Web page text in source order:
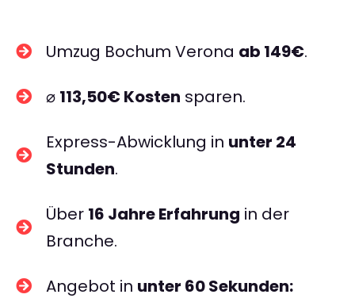
Umzug Bochum Verona ab 149€.
⌀ 113,50€ Kosten sparen.
Express-Abwicklung in unter 24
Stunden.
Über 16 Jahre Erfahrung in der
Branche.
Angebot in unter 60 Sekunden: